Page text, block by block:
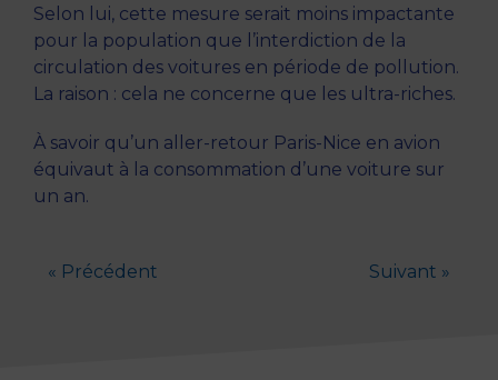
Selon lui, cette mesure serait moins impactante
pour la population que l’interdiction de la
circulation des voitures en période de pollution.
La raison : cela ne concerne que les ultra-riches.
À savoir qu’un aller-retour Paris-Nice en avion
équivaut à la consommation d’une voiture sur
un an.
« Précédent Suivant »